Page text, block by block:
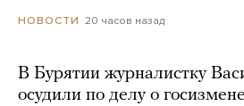
НОВОСТИ 20 часов назад
В Бурятии журналистку
осудили по делу о